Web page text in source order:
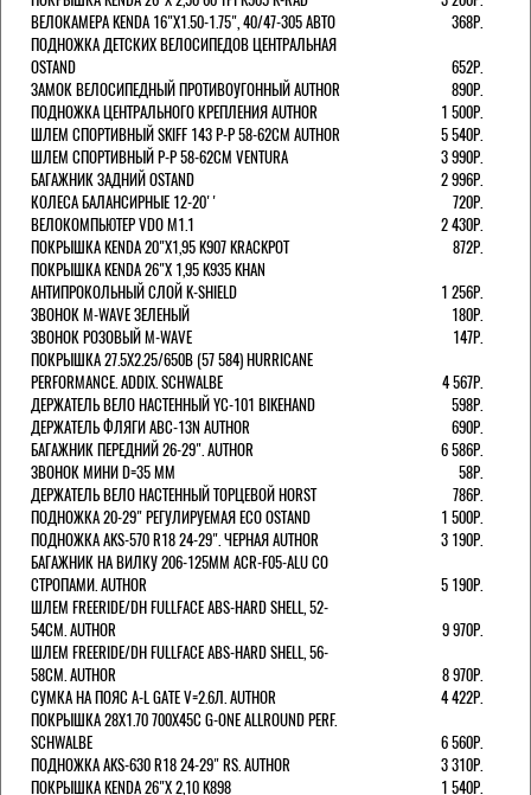
ВЕЛОКАМЕРА KENDA 16"Х1.50-1.75", 40/47-305 АВТО
368Р.
ПОДНОЖКА ДЕТСКИХ ВЕЛОСИПЕДОВ ЦЕНТРАЛЬНАЯ
OSTAND
652Р.
ЗАМОК ВЕЛОСИПЕДНЫЙ ПРОТИВОУГОННЫЙ AUTHOR
890Р.
ПОДНОЖКА ЦЕНТРАЛЬНОГО КРЕПЛЕНИЯ AUTHOR
1 500Р.
ШЛЕМ СПОРТИВНЫЙ SKIFF 143 Р-Р 58-62СМ AUTHOR
5 540Р.
ШЛЕМ СПОРТИВНЫЙ Р-Р 58-62СМ VENTURA
3 990Р.
БАГАЖНИК ЗАДНИЙ OSTAND
2 996Р.
КОЛЕСА БАЛАНСИРНЫЕ 12-20''
720Р.
ВЕЛОКОМПЬЮТЕР VDO M1.1
2 430Р.
ПОКРЫШКА KENDA 20"Х1,95 K907 KRACKPOT
872Р.
ПОКРЫШКА KENDA 26"Х 1,95 K935 KHAN
АНТИПРОКОЛЬНЫЙ СЛОЙ K-SHIELD
1 256Р.
ЗВОНОК M-WAVE ЗЕЛЕНЫЙ
180Р.
ЗВОНОК РОЗОВЫЙ M-WAVE
147Р.
ПОКРЫШКА 27.5X2.25/650B (57 584) HURRICANE
PERFORMANCE. ADDIX. SCHWALBE
4 567Р.
ДЕРЖАТЕЛЬ ВЕЛО НАСТЕННЫЙ YC-101 BIKEHAND
598Р.
ДЕРЖАТЕЛЬ ФЛЯГИ ABC-13N AUTHOR
690Р.
БАГАЖНИК ПЕРЕДНИЙ 26-29". AUTHOR
6 586Р.
ЗВОНОК МИНИ D=35 ММ
58Р.
ДЕРЖАТЕЛЬ ВЕЛО НАСТЕННЫЙ ТОРЦЕВОЙ HORST
786Р.
ПОДНОЖКА 20-29" РЕГУЛИРУЕМАЯ ECO OSTAND
1 500Р.
ПОДНОЖКА AKS-570 R18 24-29". ЧЕРНАЯ AUTHOR
3 190Р.
БАГАЖНИК НА ВИЛКУ 206-125ММ ACR-F05-ALU СО
СТРОПАМИ. AUTHOR
5 190Р.
ШЛЕМ FREERIDE/DH FULLFACE ABS-HARD SHELL, 52-
54СМ. AUTHOR
9 970Р.
ШЛЕМ FREERIDE/DH FULLFACE ABS-HARD SHELL, 56-
58СМ. AUTHOR
8 970Р.
СУМКА НА ПОЯС A-L GATE V=2.6Л. AUTHOR
4 422Р.
ПОКРЫШКА 28X1.70 700X45C G-ONE ALLROUND PERF.
SCHWALBE
6 560Р.
ПОДНОЖКА AKS-630 R18 24-29" RS. AUTHOR
3 310Р.
ПОКРЫШКА KENDA 26"Х 2,10 K898
1 540Р.